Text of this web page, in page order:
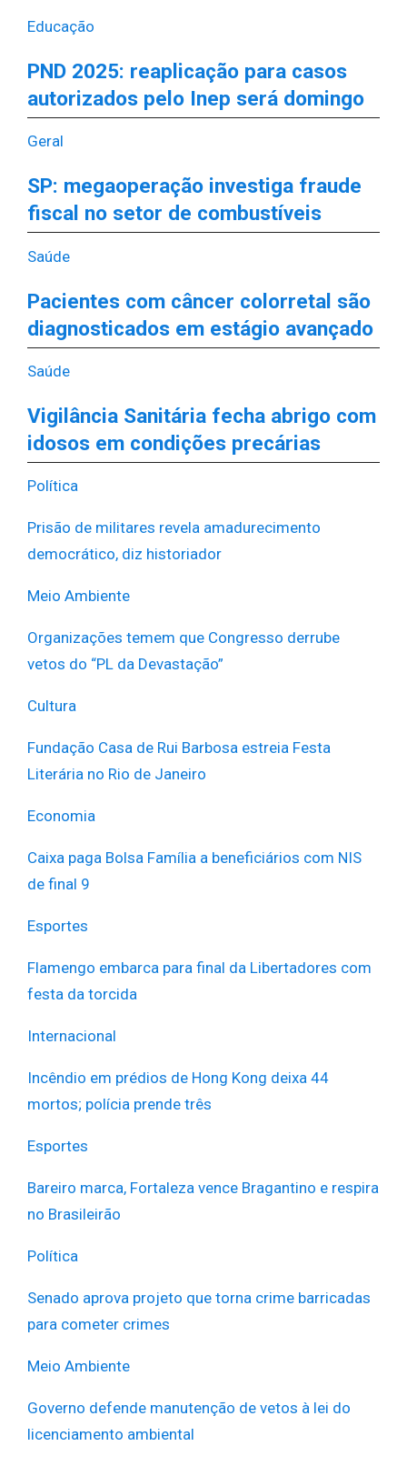
Educação
PND 2025: reaplicação para casos
autorizados pelo Inep será domingo
Geral
SP: megaoperação investiga fraude
fiscal no setor de combustíveis
Saúde
Pacientes com câncer colorretal são
diagnosticados em estágio avançado
Saúde
Vigilância Sanitária fecha abrigo com
idosos em condições precárias
Política
Prisão de militares revela amadurecimento
democrático, diz historiador
Meio Ambiente
Organizações temem que Congresso derrube
vetos do “PL da Devastação”
Cultura
Fundação Casa de Rui Barbosa estreia Festa
Literária no Rio de Janeiro
Economia
Caixa paga Bolsa Família a beneficiários com NIS
de final 9
Esportes
Flamengo embarca para final da Libertadores com
festa da torcida
Internacional
Incêndio em prédios de Hong Kong deixa 44
mortos; polícia prende três
Esportes
Bareiro marca, Fortaleza vence Bragantino e respira
no Brasileirão
Política
Senado aprova projeto que torna crime barricadas
para cometer crimes
Meio Ambiente
Governo defende manutenção de vetos à lei do
licenciamento ambiental